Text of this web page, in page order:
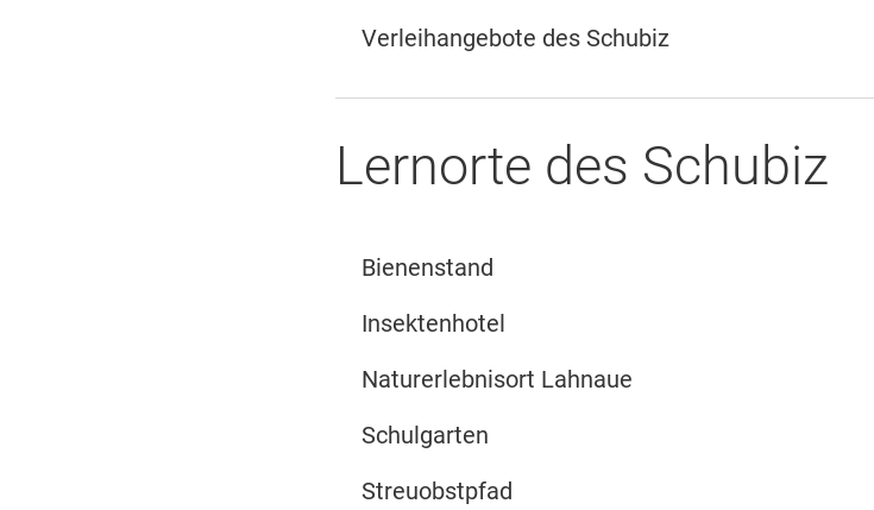
Verleihangebote des Schubiz
Lernorte des Schubiz
Bienenstand
Insektenhotel
Naturerlebnisort Lahnaue
Schulgarten
Streuobstpfad